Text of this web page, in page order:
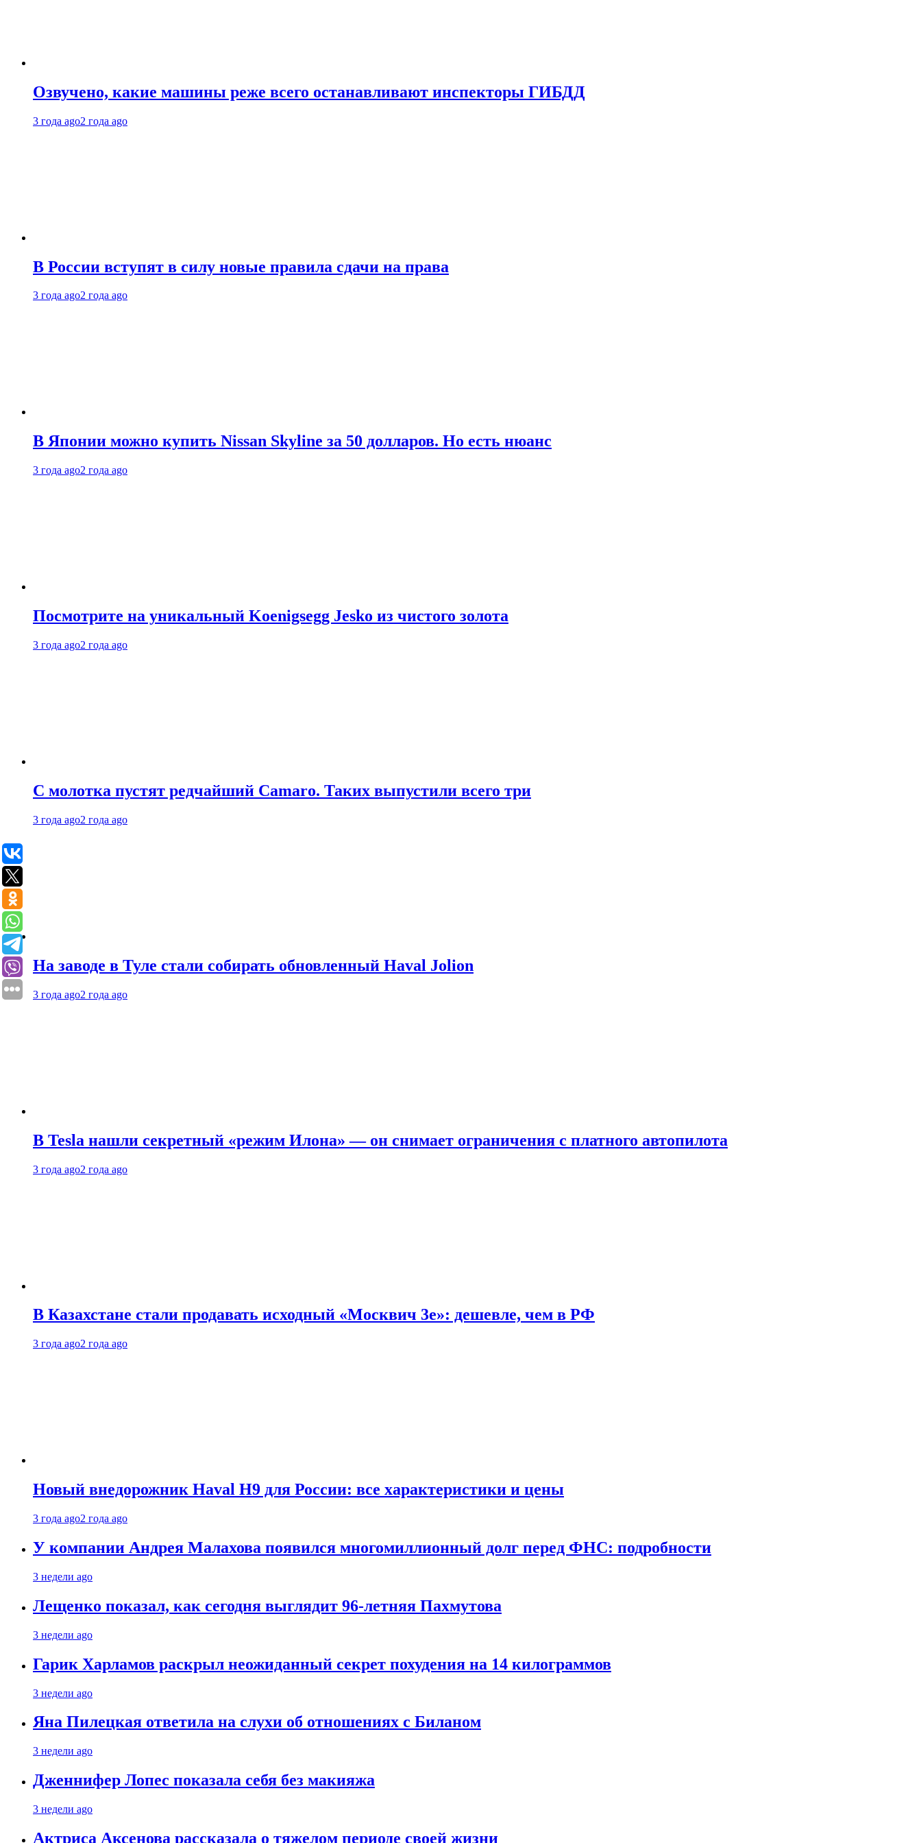
Озвучено, какие машины реже всего останавливают инспекторы ГИБДД
3 года ago2 года ago
В России вступят в силу новые правила сдачи на права
3 года ago2 года ago
В Японии можно купить Nissan Skyline за 50 долларов. Но есть нюанс
3 года ago2 года ago
Посмотрите на уникальный Koenigsegg Jesko из чистого золота
3 года ago2 года ago
С молотка пустят редчайший Camaro. Таких выпустили всего три
3 года ago2 года ago
На заводе в Туле стали собирать обновленный Haval Jolion
3 года ago2 года ago
В Tesla нашли секретный «режим Илона» — он снимает ограничения с платного автопилота
3 года ago2 года ago
В Казахстане стали продавать исходный «Москвич 3e»: дешевле, чем в РФ
3 года ago2 года ago
Новый внедорожник Haval H9 для России: все характеристики и цены
3 года ago2 года ago
У компании Андрея Малахова появился многомиллионный долг перед ФНС: подробности
3 недели ago
Лещенко показал, как сегодня выглядит 96-летняя Пахмутова
3 недели ago
Гарик Харламов раскрыл неожиданный секрет похудения на 14 килограммов
3 недели ago
Яна Пилецкая ответила на слухи об отношениях с Биланом
3 недели ago
Дженнифер Лопес показала себя без макияжа
3 недели ago
Актриса Аксенова рассказала о тяжелом периоде своей жизни